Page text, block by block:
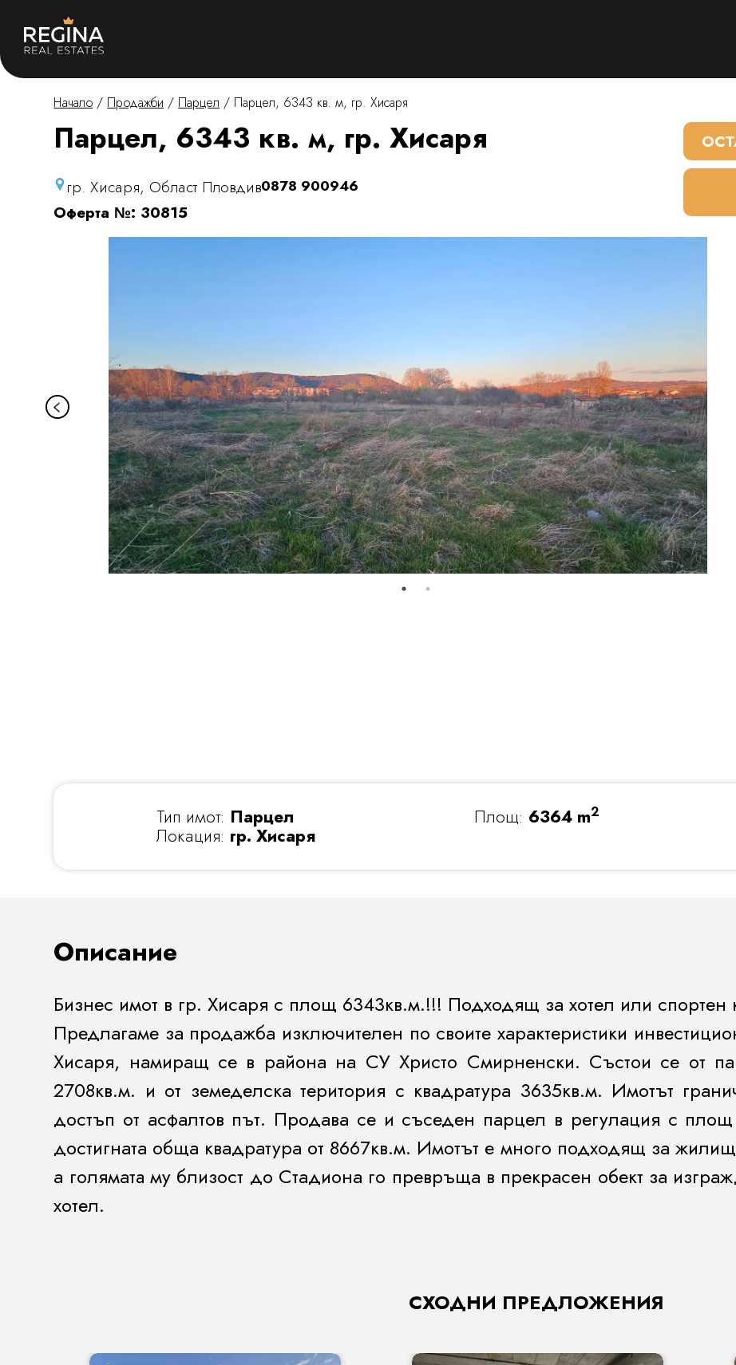
Начало / Продажби / Парцел / Парцел, 6343 кв. м, гр. Хисаря
Парцел, 6343 кв. м, гр. Хисаря
гр. Хисаря, Област Пловдив0878 900946
Оферта №: 30815
Тип имот: Парцел
Локация: гр. Хисаря
Площ: 6364 m2
Описание
Бизнес имот в гр. Хисаря с площ 6343кв.м.!!! Подходящ за хотел или спортен
Предлагаме за продажба изключителен по своите характеристики
Хисаря, намиращ се в района на СУ Христо Смирненски. Състои се от
2708кв.м. и от земеделска територия с квадратура 3635кв.м. Имотът
достъп от асфалтов път. Продава се и съседен парцел в регулация с
достигната обща квадратура от 8667кв.м. Имотът е много подходящ за
а голяматa му близост до Стадиона го превръща в прекрасен обект за
хотел.
СХОДНИ ПРЕДЛОЖЕНИЯ